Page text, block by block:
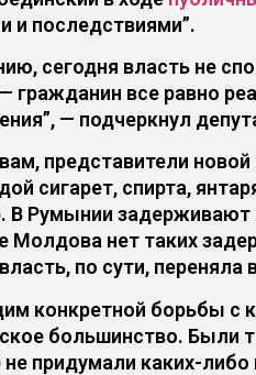
и последствиями”.
сегодня власть не
гражданин все равно
— подчеркнул
представители
сигарет, спирта,
В Румынии задерживают
Молдова нет таких
по сути,
конкретной борьбы с
большинство. Были
придумали каких-